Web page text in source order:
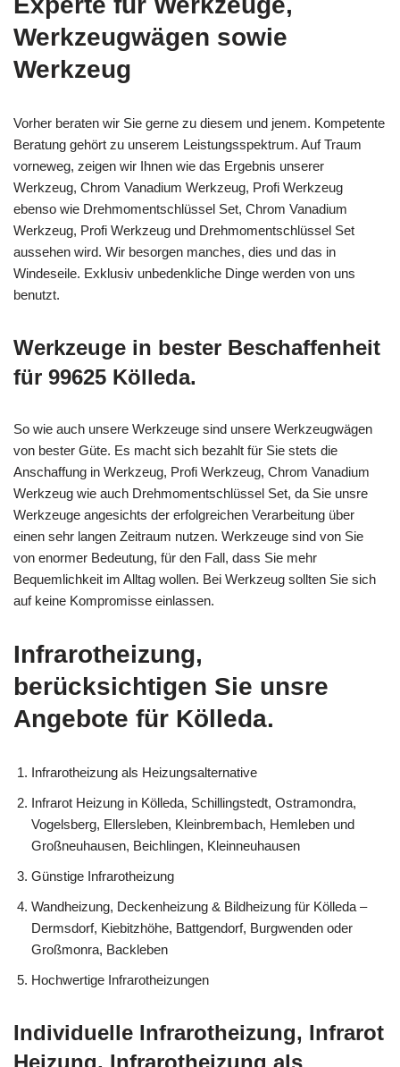
Werkzeugwägen sowie
Werkzeug
Vorher beraten wir Sie gerne zu diesem und jenem. Kompetente
Beratung gehört zu unserem Leistungsspektrum. Auf Traum
vorneweg, zeigen wir Ihnen wie das Ergebnis unserer
Werkzeug, Chrom Vanadium Werkzeug, Profi Werkzeug
ebenso wie Drehmomentschlüssel Set, Chrom Vanadium
Werkzeug, Profi Werkzeug und Drehmomentschlüssel Set
aussehen wird. Wir besorgen manches, dies und das in
Windeseile. Exklusiv unbedenkliche Dinge werden von uns
benutzt.
Werkzeuge in bester Beschaffenheit
für 99625 Kölleda.
So wie auch unsere Werkzeuge sind unsere Werkzeugwägen
von bester Güte. Es macht sich bezahlt für Sie stets die
Anschaffung in Werkzeug, Profi Werkzeug, Chrom Vanadium
Werkzeug wie auch Drehmomentschlüssel Set, da Sie unsre
Werkzeuge angesichts der erfolgreichen Verarbeitung über
einen sehr langen Zeitraum nutzen. Werkzeuge sind von Sie
von enormer Bedeutung, für den Fall, dass Sie mehr
Bequemlichkeit im Alltag wollen. Bei Werkzeug sollten Sie sich
auf keine Kompromisse einlassen.
Infrarotheizung,
berücksichtigen Sie unsre
Angebote für Kölleda.
Infrarotheizung als Heizungsalternative
Infrarot Heizung in Kölleda, Schillingstedt, Ostramondra,
Vogelsberg, Ellersleben, Kleinbrembach, Hemleben und
Großneuhausen, Beichlingen, Kleinneuhausen
Günstige Infrarotheizung
Wandheizung, Deckenheizung & Bildheizung für Kölleda –
Dermsdorf, Kiebitzhöhe, Battgendorf, Burgwenden oder
Großmonra, Backleben
Hochwertige Infrarotheizungen
Individuelle Infrarotheizung, Infrarot
Heizung, Infrarotheizung als